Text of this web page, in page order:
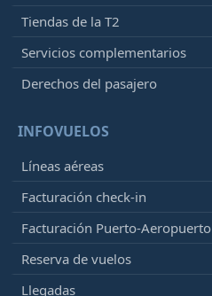
Tiendas de la T2
Servicios complementarios
Derechos del pasajero
INFOVUELOS
Líneas aéreas
Facturación check-in
Facturación Puerto-Aeropuerto
Reserva de vuelos
Llegadas